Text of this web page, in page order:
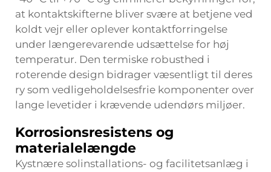
at kontaktskifterne bliver svære at betjene ved
koldt vejr eller oplever kontaktforringelse
under længerevarende udsættelse for høj
temperatur. Den termiske robusthed i
roterende design bidrager væsentligt til deres
ry som vedligeholdelsesfrie komponenter over
lange levetider i krævende udendørs miljøer.
Korrosionsresistens og
materialelængde
Kystnære solinstallations- og facilitetsanlæg i